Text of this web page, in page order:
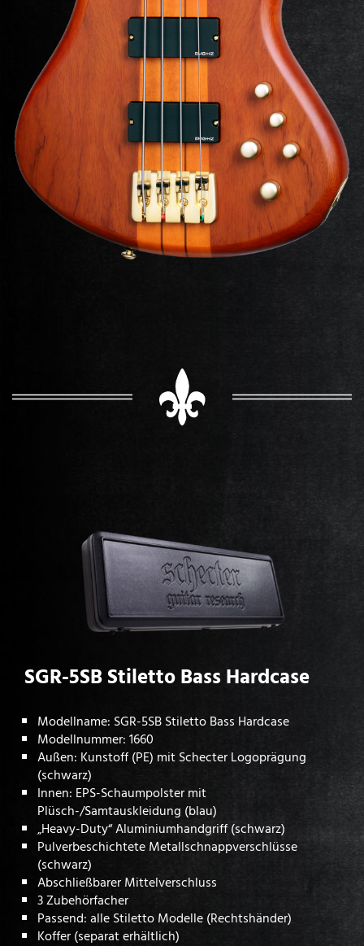
SGR-5SB Stiletto Bass Hardcase
Modellname: SGR-5SB Stiletto Bass Hardcase
Modellnummer: 1660
Außen: Kunstoff (PE) mit Schecter Logoprägung
(schwarz)
Innen: EPS-Schaumpolster mit
Plüsch-/Samtauskleidung (blau)
„Heavy-Duty“ Aluminiumhandgriff (schwarz)
Pulverbeschichtete Metallschnappverschlüsse
(schwarz)
Abschließbarer Mittelverschluss
3 Zubehörfacher
Passend: alle Stiletto Modelle (Rechtshänder)
Koffer (separat erhältlich)